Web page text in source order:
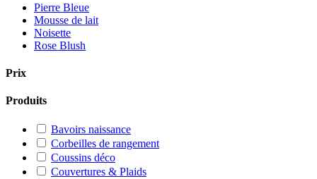
Pierre Bleue
Mousse de lait
Noisette
Rose Blush
Prix
Produits
Bavoirs naissance
Corbeilles de rangement
Coussins déco
Couvertures & Plaids